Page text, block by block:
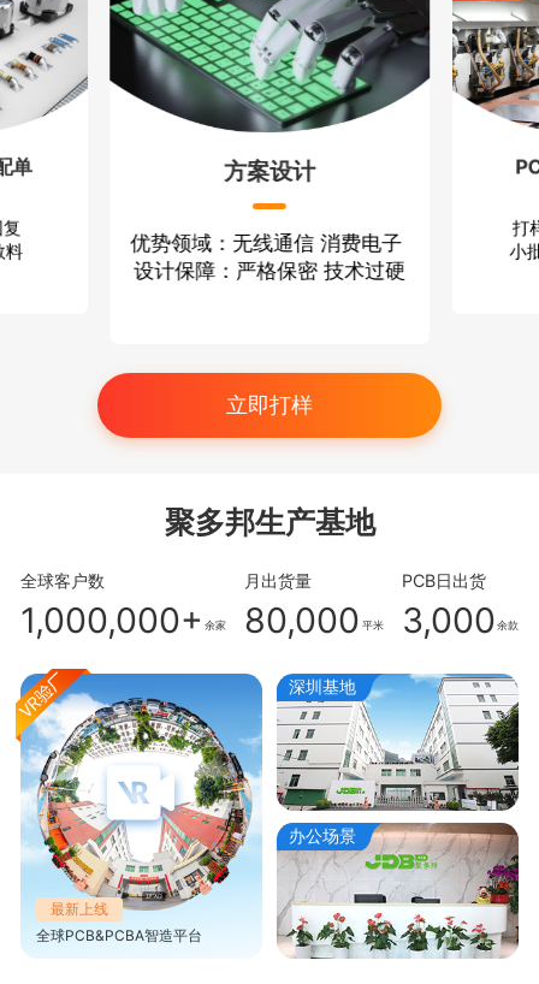
单
料
方案设计
优势领域：无线通信 消费电子
设计保障：严格保密 技术过硬
打
小
立即打样
聚多邦生产基地
全球客户数
1,000,000+ 余家
月出货量
80,000 平米
PCB日出货
3,000 余款
最新上线
全球PCB&PCBA智造平台
深圳基地
办公场景